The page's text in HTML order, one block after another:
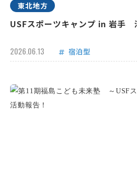
東北地方
USFスポーツキャンプ in 岩手
2026.06.13 宿泊型